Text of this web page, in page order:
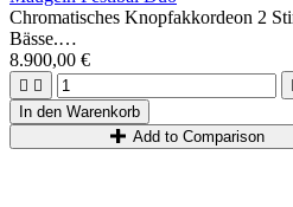
Chromatisches Knopfakkordeon 2
Bässe.
Hergestellt in der reinen Maugein -
Musik, Massivholzgehäuse ...
Ideal für Spieler, die ein
leichtes und diatonisches
8.900,00 €
 
In den Warenkorb
Add to Comparison